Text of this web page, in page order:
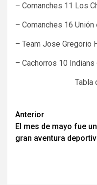
– Comanches 11 Los
– Comanches 16
– Team Jose Gregorio
– Cachorros 10 Indians
Tabla
Navegación
de
Anterior
El mes de mayo fue
gran aventura